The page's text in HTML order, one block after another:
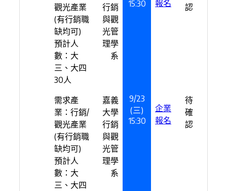
觀光產業
(有行銷職
缺均可)
預計人
數：大
三、大四
30人
行銷
與觀
光管
理學
系
15:30
報名
認
需求產
業：行銷/
觀光產業
(有行銷職
缺均可)
預計人
數：大
三、大四
嘉義
大學
行銷
與觀
光管
理學
系
9/23
(三)
15:30
企業
報名
待
確
認